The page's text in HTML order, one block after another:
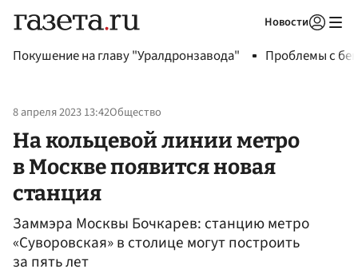
Новости
Покушение на главу "Уралдронзавода" Проблемы с
8 апреля 2023 13:42Общество
На кольцевой линии метро
в Москве появится новая
станция
Заммэра Москвы Бочкарев: станцию метро
«Суворовская» в столице могут построить
за пять лет